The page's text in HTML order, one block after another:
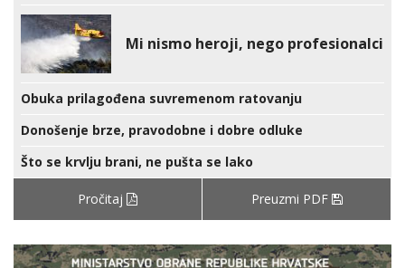
Mi nismo heroji, nego profesionalci
Obuka prilagođena suvremenom ratovanju
Donošenje brze, pravodobne i dobre odluke
Što se krvlju brani, ne pušta se lako
Pročitaj Preuzmi PDF